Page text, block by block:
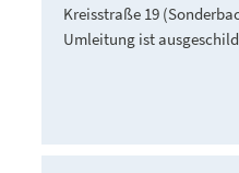
Kreisstraße 19
Umleitung ist